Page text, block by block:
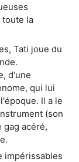
toute la
Tati joue du
d'une
qui lui
Il a le
(son
gag acéré,
impérissables